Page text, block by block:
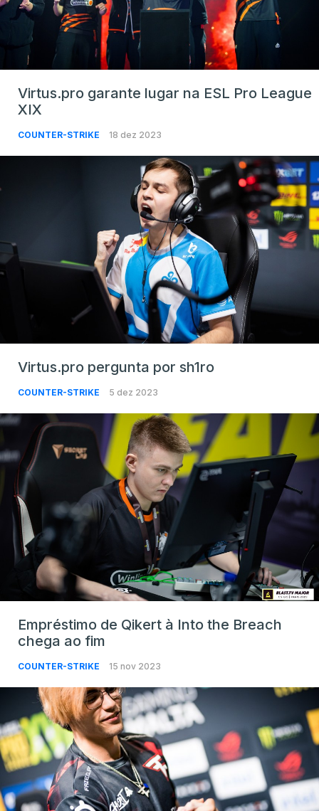
Virtus.pro garante lugar na ESL Pro League
XIX
COUNTER-STRIKE 18 dez 2023
Virtus.pro pergunta por sh1ro
COUNTER-STRIKE 5 dez 2023
Empréstimo de Qikert à Into the Breach
chega ao fim
COUNTER-STRIKE 15 nov 2023